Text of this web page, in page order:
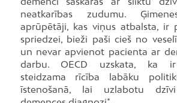
neatkarības zudumu.
aprūpētāji, kas viņus atbalsta, ir
spriedzei, bieži paši cieš no
un nevar apvienot pacienta ar
darbu. OECD uzskata, ka ir
steidzama rīcība labāku
īstenošanā, lai uzlabotu